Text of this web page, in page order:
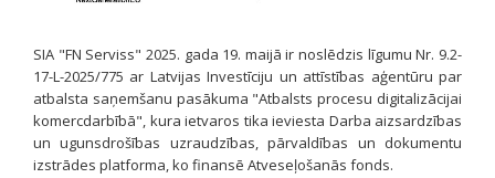
SIA "FN Serviss" 2025. gada 19. maijā ir noslēdzis līgumu Nr. 9.2-
17-L-2025/775 ar Latvijas Investīciju un attīstības aģentūru par
atbalsta saņemšanu pasākuma "Atbalsts procesu digitalizācijai
komercdarbībā", kura ietvaros tika ieviesta Darba aizsardzības
un ugunsdrošības uzraudzības, pārvaldības un dokumentu
izstrādes platforma, ko finansē Atveseļošanās fonds.